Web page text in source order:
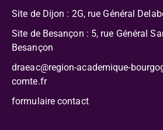
Site de Dijon : 2G, rue Général
Site de Besançon : 5, rue Général
Besançon
draeac@region-academique-
comte.fr
formulaire contact